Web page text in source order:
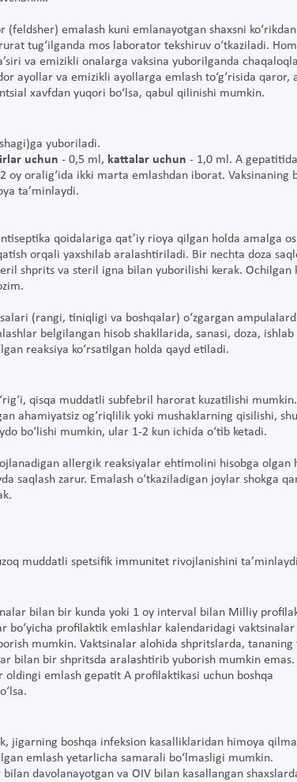
emalash kuni emlanayotgan shaxsni ko‘rikdan
tug‘ilganda mos laborator tekshiruv o‘tkaziladi.
va emizikli onalarga vaksina yuborilganda
ayollar va emizikli ayollarga emlash to‘g‘risida qaror,
xavfdan yuqori bo‘lsa, qabul qilinishi mumkin.
yuboriladi.
uchun - 0,5 ml, kattalar uchun - 1,0 ml. A
oy oralig‘ida ikki marta emlashdan iborat. Vaksinaning
ta’minlaydi.
qoidalariga qat’iy rioya qilgan holda amalga
orqali yaxshilab aralashtiriladi. Bir nechta doza
shprits va steril igna bilan yuborilishi kerak. Ochilgan
(rangi, tiniqligi va boshqalar) o‘zgargan
belgilangan hisob shakllarida, sanasi, doza, ishlab
reaksiya ko‘rsatilgan holda qayd etiladi.
qisqa muddatli subfebril harorat kuzatilishi
ahamiyatsiz og‘riqlilik yoki mushaklarning qisilishi,
bo‘lishi mumkin, ular 1-2 kun ichida o‘tib ketadi.
allergik reaksiyalar ehtimolini hisobga olgan
saqlash zarur. Emalash o‘tkaziladigan joylar shokga
muddatli spetsifik immunitet rivojlanishini
bilan bir kunda yoki 1 oy interval bilan Milliy
bo‘yicha profilaktik emlashlar kalendaridagi
mumkin. Vaktsinalar alohida shpritslarda, tananing
bilan bir shpritsda aralashtirib yuborish mumkin emas.
emlash gepatit A profilaktikasi uchun boshqa
jigarning boshqa infeksion kasalliklaridan himoya
emlash yetarlicha samarali bo‘lmasligi mumkin.
davolanayotgan va OIV bilan kasallangan